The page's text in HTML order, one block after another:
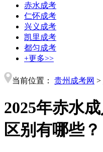
赤水成考
仁怀成考
兴义成考
凯里成考
都匀成考
+更多>>
当前位置： 贵州成考网 >
2025年赤水
区别有哪些？